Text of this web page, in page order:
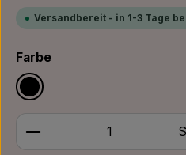
Versandbereit - in 1-3 Tage
Farbeauswählen
Schwarz
Produkt Anzahl: Gib